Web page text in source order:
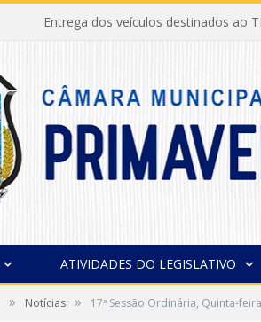
Entrega dos veículos destinados ao
ATIVIDADES DO LEGISLATIVO
» Notícias » 17ª Sessão Ordinária, Quinta-